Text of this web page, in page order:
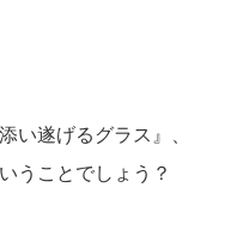
い遂げるグラス』、
うことでしょう？